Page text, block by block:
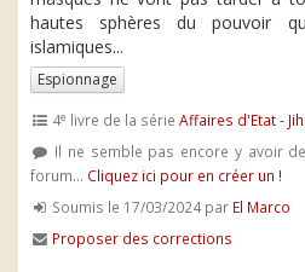
hautes sphères du pouvoir
islamiques...
Espionnage
4e livre de la sérieAffaires d'Etat -
Il ne semble pas encore y avoir
forum... Cliquez ici pour en créer un !
Soumis le 17/03/2024 par El Marco
Proposer des corrections